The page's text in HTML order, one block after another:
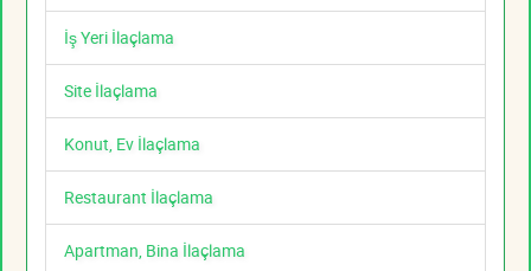
İş Yeri İlaçlama
Site İlaçlama
Konut, Ev İlaçlama
Restaurant İlaçlama
Apartman, Bina İlaçlama